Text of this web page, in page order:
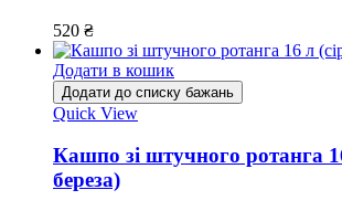
520 ₴
Додати в кошик
Додати до списку бажань
Quick View
Кашпо зі штучного ротанга
береза)